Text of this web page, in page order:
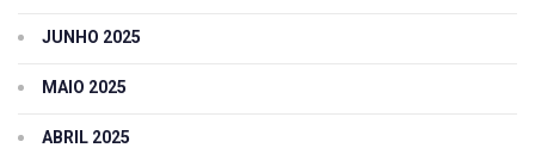
JUNHO 2025
MAIO 2025
ABRIL 2025